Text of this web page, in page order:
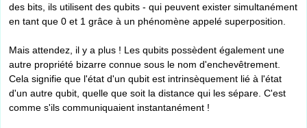
des bits, ils utilisent des qubits - qui peuvent exister simultanément
en tant que 0 et 1 grâce à un phénomène appelé superposition.
Mais attendez, il y a plus ! Les qubits possèdent également une
autre propriété bizarre connue sous le nom d'enchevêtrement.
Cela signifie que l'état d'un qubit est intrinsèquement lié à l'état
d'un autre qubit, quelle que soit la distance qui les sépare. C'est
comme s'ils communiquaient instantanément !